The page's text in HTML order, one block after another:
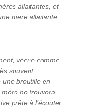
allaitantes, et
mère allaitante.
vécue comme
souvent
une broutille en
ne trouvera
prête à l’écouter